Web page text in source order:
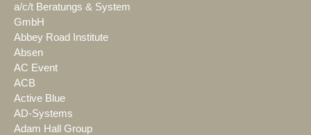
a/c/t Beratungs & System
GmbH
Abbey Road Institute
Absen
AC Event
ACB
Active Blue
AD-Systems
Adam Hall Group